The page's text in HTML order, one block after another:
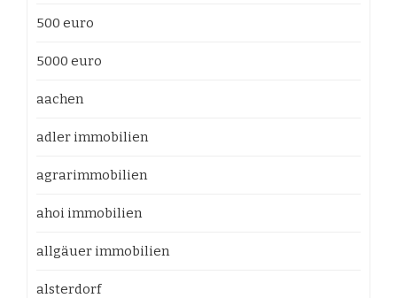
500 euro
5000 euro
aachen
adler immobilien
agrarimmobilien
ahoi immobilien
allgäuer immobilien
alsterdorf